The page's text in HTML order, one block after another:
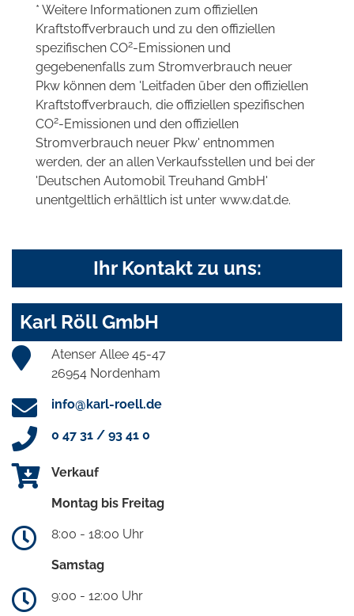
* Weitere Informationen zum offiziellen
Kraftstoffverbrauch und zu den offiziellen
spezifischen CO2-Emissionen und
gegebenenfalls zum Stromverbrauch neuer
Pkw können dem 'Leitfaden über den offiziellen
Kraftstoffverbrauch, die offiziellen spezifischen
CO2-Emissionen und den offiziellen
Stromverbrauch neuer Pkw' entnommen
werden, der an allen Verkaufsstellen und bei der
'Deutschen Automobil Treuhand GmbH'
unentgeltlich erhältlich ist unter www.dat.de.
Ihr Kontakt zu uns:
Karl Röll GmbH
Atenser Allee 45-47
26954 Nordenham
info@karl-roell.de
0 47 31 / 93 41 0
Verkauf
Montag bis Freitag
8:00 - 18:00 Uhr
Samstag
9:00 - 12:00 Uhr